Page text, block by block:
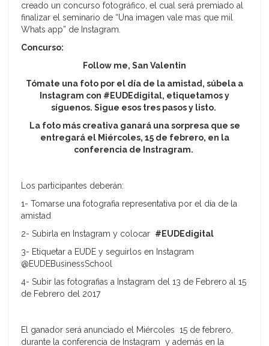
creado un concurso fotográfico, el cual será premiado al
finalizar el seminario de “Una imagen vale mas que mil
Whats app” de Instagram.
Concurso:
Follow me, San Valentin
Tómate una foto por el día de la amistad, súbela a
Instagram con #EUDEdigital, etiquetamosy
síguenos. Sigue esos tres pasos y listo.
La foto más creativa ganará una sorpresa que se
entregará el Miércoles, 15 de febrero, en la
conferencia de Instragram.
Los participantes deberán:
1- Tomarse una fotografia representativa por el día de la
amistad
2- Subirla en Instagram y colocar #EUDEdigital
3- Etiquetar a EUDE y seguirlos en Instagram
@EUDEBusinessSchool
4- Subir las fotografias a Instagram del 13 de Febrero al 15
de Febrero del 2017
El ganador será anunciado el Miércoles 15 de febrero,
durante la conferencia de Instagram y además en la